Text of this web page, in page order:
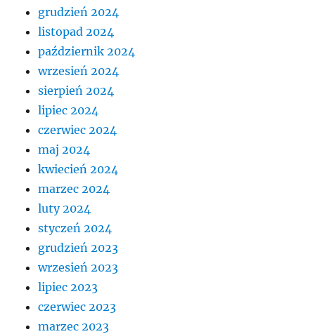
grudzień 2024
listopad 2024
październik 2024
wrzesień 2024
sierpień 2024
lipiec 2024
czerwiec 2024
maj 2024
kwiecień 2024
marzec 2024
luty 2024
styczeń 2024
grudzień 2023
wrzesień 2023
lipiec 2023
czerwiec 2023
marzec 2023